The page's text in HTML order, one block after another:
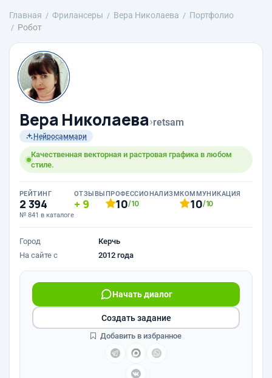
Главная Фрилансеры Вера Николаева
Портфолио
Робот
Вера Николаева›retsam
Нейросаммари
Качественная векторная и растровая графика в любом
стиле.
РЕЙТИНГ
2 394
№ 841 в каталоге
ОТЗЫВЫ
9
ПРОФЕССИОНАЛИЗМ
10/10
КОММУНИКАЦИЯ
10/10
Город
Керчь
На сайте с
2012 года
Начать диалог
Создать задание
Добавить в избранное